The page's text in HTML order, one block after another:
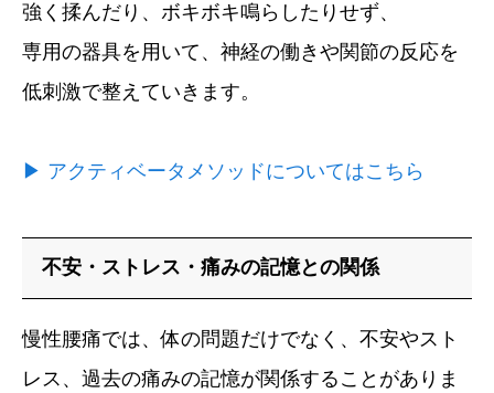
強く揉んだり、ボキボキ鳴らしたりせず、
専用の器具を用いて、神経の働きや関節の反応を
低刺激で整えていきます。
▶︎ アクティベータメソッドについてはこちら
不安・ストレス・痛みの記憶との関係
慢性腰痛では、体の問題だけでなく、不安やスト
レス、過去の痛みの記憶が関係することがありま